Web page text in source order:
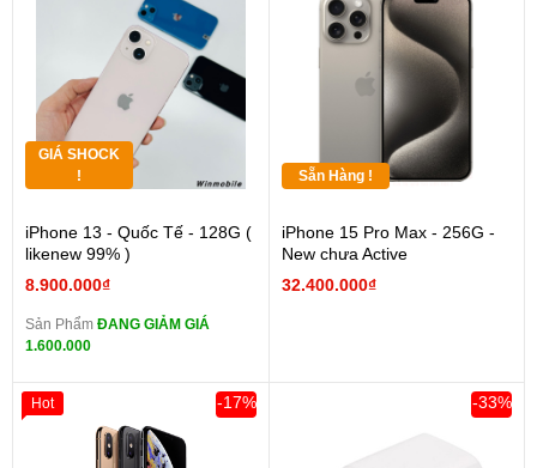
GIÁ SHOCK
!
iPhone 13 - Quốc Tế - 128G (
likenew 99% )
8.900.000₫
Sản Phẩm ĐANG GIẢM GIÁ
1.600.000
Sẵn Hàng !
iPhone 15 Pro Max - 256G -
New chưa Active
32.400.000₫
-17%
Hot -33%